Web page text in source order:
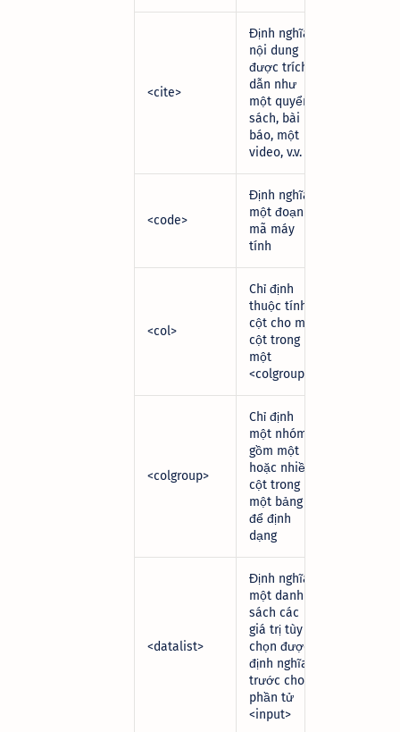
<cite>
Định nghĩa
nội dung
được trích
dẫn như
một quyển
sách, bài
báo, một
video, v.v.
<code>
Định nghĩa
một đoạn
mã máy
tính
<col>
Chỉ định
thuộc tính
cột cho mỗi
cột trong
một
<colgroup>
<colgroup>
Chỉ định
một nhóm
gồm một
hoặc nhiều
cột trong
một bảng
để định
dạng
<datalist>
Định nghĩa
một danh
sách các
giá trị tùy
chọn được
định nghĩa
trước cho
phần tử
<input>